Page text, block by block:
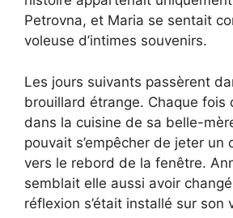
Petrovna, et Maria se sentait
voleuse d’intimes souvenirs.
Les jours suivants passèrent
brouillard étrange. Chaque fois
dans la cuisine de sa belle-
pouvait s’empêcher de jeter un
vers le rebord de la fenêtre.
semblait elle aussi avoir
réflexion s’était installé sur son